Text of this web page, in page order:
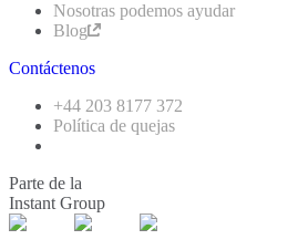
Nosotras podemos ayudar
Blog
Contáctenos
+44 203 8177 372
Política de quejas
Parte de la
Instant Group